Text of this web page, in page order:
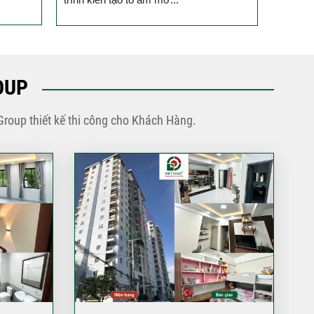
phố 3 tầng của đội ngũ
Việt Nhật Group cho gia
công
công tác xây dựng 3 căn
liền kề nhà phố 2 tầng nhà
anh Nhân ở Gò Vấp
Đánh giá của chú Ba về
công tác xây dựng nhà
phố cho gia đình chú ở
Quận Bình Tân
Đánh giá của anh Quyền
về công tác xây nhà của
thiết kế thi công cho Khách Hàng.